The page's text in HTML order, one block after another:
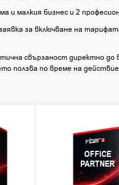
и малкия бизнес и 2
за включване на
свързаност директно
ползва по време на
OFFICE
PARTNER